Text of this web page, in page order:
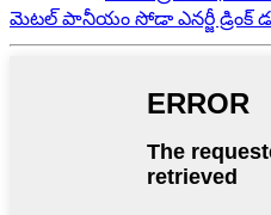
మెటల్ పానీయం సోడా ఎనర్జీ డ్రింక్